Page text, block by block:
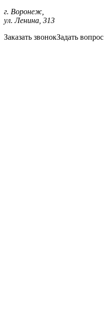
г. Воронеж,
ул. Ленина, 313
Заказать звонокЗадать вопрос